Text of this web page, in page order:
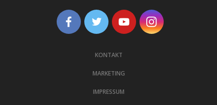
KONTAKT
MARKETING
IMPRESSUM